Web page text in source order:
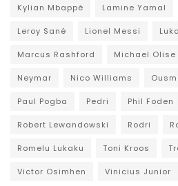
Kylian Mbappé Lamine Yamal
Leroy Sané Lionel Messi
Marcus Rashford Michael Olise
Neymar Nico Williams
Paul Pogba Pedri Phil Foden
Robert Lewandowski Rodri
Romelu Lukaku Toni Kroos
Victor Osimhen Vinicius Junior